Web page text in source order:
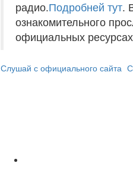
радио.Подробней тут.
ознакомительного
официальных
Слушай с официального сайта